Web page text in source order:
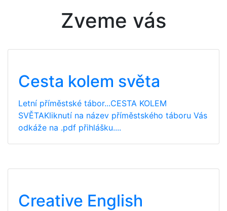
Zveme vás
Cesta kolem světa
Letní příměstské tábor...CESTA KOLEM
SVĚTAKliknutí na název příměstského táboru Vás
odkáže na .pdf přihlášku....
Creative English